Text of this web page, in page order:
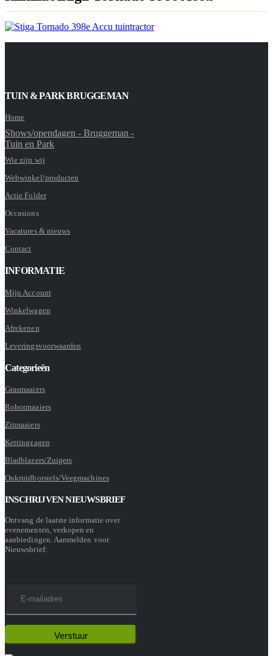
TUIN & PARK BRUGGEMAN
Home
Shows/opendagen - Bruggeman -
Tuin en Park
Wie zijn wij
Webwinkel/producten
Actie Folder
Occasions
Vacatures & nieuws
Contact
INFORMATIE
Mijn Account
Winkelwagen
Afrekenen
Leveringsvoorwaarden
Categorieën
Grasmaaiers
Robotmaaiers
Zitmaaiers
Kettingzagen
Bladblazers/Zuigers
Onkruidborstels/Veegmachines
INSCHRIJVEN NIEUWSBRIEF
Ontvang de laatste informatie over
evenementen, verkopen en
aanbiedingen. Aanmelden voor
Nieuwsbrief: